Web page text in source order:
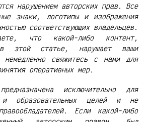
нарушением авторских прав. Все
знаки, логотипы и изображения
соответствующих владельцев.
что какой-либо контент,
в этой статье, нарушает ваши
немедленно свяжитесь с нами для
оперативных мер.
исключительно для
и образовательных целей и не
Если какой-либо